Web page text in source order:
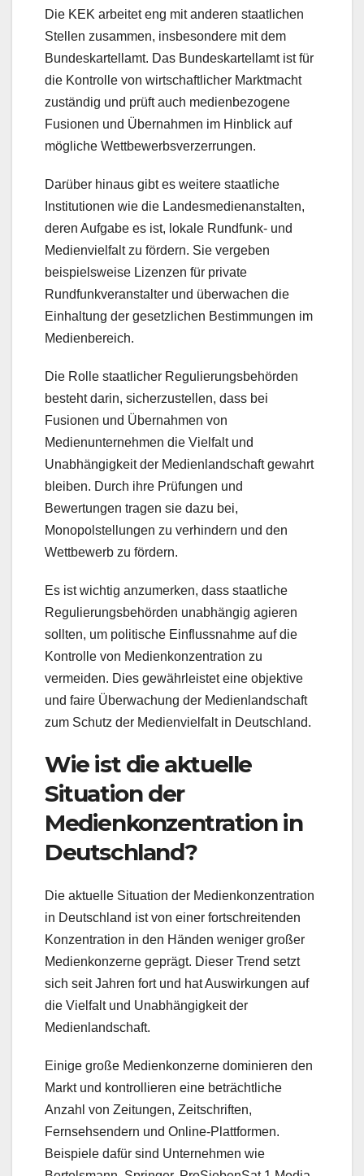
Die KEK arbeitet eng mit anderen staatlichen
Stellen zusammen, insbesondere mit dem
Bundeskartellamt. Das Bundeskartellamt ist für
die Kontrolle von wirtschaftlicher Marktmacht
zuständig und prüft auch medienbezogene
Fusionen und Übernahmen im Hinblick auf
mögliche Wettbewerbsverzerrungen.
Darüber hinaus gibt es weitere staatliche
Institutionen wie die Landesmedienanstalten,
deren Aufgabe es ist, lokale Rundfunk- und
Medienvielfalt zu fördern. Sie vergeben
beispielsweise Lizenzen für private
Rundfunkveranstalter und überwachen die
Einhaltung der gesetzlichen Bestimmungen im
Medienbereich.
Die Rolle staatlicher Regulierungsbehörden
besteht darin, sicherzustellen, dass bei
Fusionen und Übernahmen von
Medienunternehmen die Vielfalt und
Unabhängigkeit der Medienlandschaft gewahrt
bleiben. Durch ihre Prüfungen und
Bewertungen tragen sie dazu bei,
Monopolstellungen zu verhindern und den
Wettbewerb zu fördern.
Es ist wichtig anzumerken, dass staatliche
Regulierungsbehörden unabhängig agieren
sollten, um politische Einflussnahme auf die
Kontrolle von Medienkonzentration zu
vermeiden. Dies gewährleistet eine objektive
und faire Überwachung der Medienlandschaft
zum Schutz der Medienvielfalt in Deutschland.
Wie ist die aktuelle
Situation der
Medienkonzentration in
Deutschland?
Die aktuelle Situation der Medienkonzentration
in Deutschland ist von einer fortschreitenden
Konzentration in den Händen weniger großer
Medienkonzerne geprägt. Dieser Trend setzt
sich seit Jahren fort und hat Auswirkungen auf
die Vielfalt und Unabhängigkeit der
Medienlandschaft.
Einige große Medienkonzerne dominieren den
Markt und kontrollieren eine beträchtliche
Anzahl von Zeitungen, Zeitschriften,
Fernsehsendern und Online-Plattformen.
Beispiele dafür sind Unternehmen wie